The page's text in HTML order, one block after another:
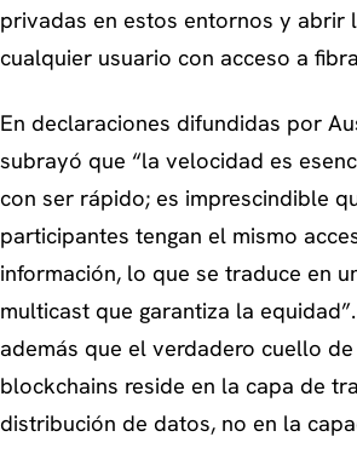
privadas en estos entornos y abrir
cualquier usuario con acceso a
En declaraciones difundidas por
subrayó que “la velocidad es
con ser rápido; es imprescindible
participantes tengan el mismo
información, lo que se traduce en
multicast que garantiza la
además que el verdadero cuello
blockchains reside en la capa de
distribución de datos, no en la